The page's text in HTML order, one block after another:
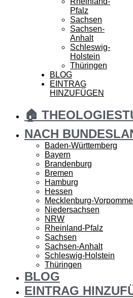
Pfalz
Sachsen
Sachsen-
Anhalt
Schleswig-
Holstein
Thüringen
BLOG
EINTRAG
HINZUFÜGEN
🏠
NACH
Baden-Württemberg
Bayern
Brandenburg
Bremen
Hamburg
Hessen
Mecklenburg-
Niedersachsen
NRW
Rheinland-Pfalz
Sachsen
Sachsen-Anhalt
Schleswig-Holstein
Thüringen
BLOG
EINTRAG